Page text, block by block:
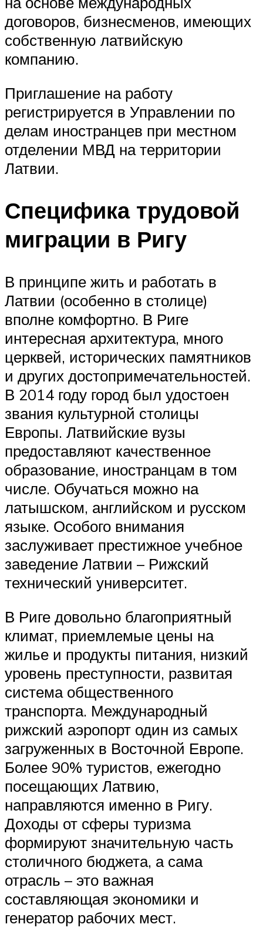
договоров, бизнесменов, имеющих
собственную латвийскую
компанию.
Приглашение на работу
регистрируется в Управлении по
делам иностранцев при местном
отделении МВД на территории
Латвии.
Специфика трудовой
миграции в Ригу
В принципе жить и работать в
Латвии (особенно в столице)
вполне комфортно. В Риге
интересная архитектура, много
церквей, исторических памятников
и других достопримечательностей.
В 2014 году город был удостоен
звания культурной столицы
Европы. Латвийские вузы
предоставляют качественное
образование, иностранцам в том
числе. Обучаться можно на
латышском, английском и русском
языке. Особого внимания
заслуживает престижное учебное
заведение Латвии – Рижский
технический университет.
В Риге довольно благоприятный
климат, приемлемые цены на
жилье и продукты питания, низкий
уровень преступности, развитая
система общественного
транспорта. Международный
рижский аэропорт один из самых
загруженных в Восточной Европе.
Более 90% туристов, ежегодно
посещающих Латвию,
направляются именно в Ригу.
Доходы от сферы туризма
формируют значительную часть
столичного бюджета, а сама
отрасль – это важная
составляющая экономики и
генератор рабочих мест.